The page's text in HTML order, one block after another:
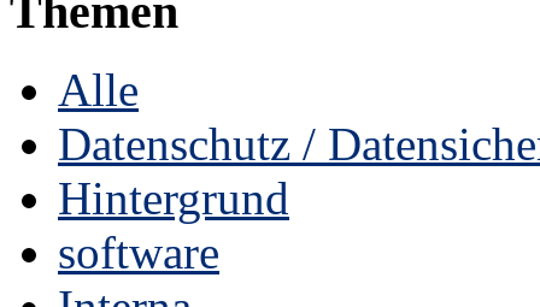
Themen
Alle
Datenschutz /
Hintergrund
software